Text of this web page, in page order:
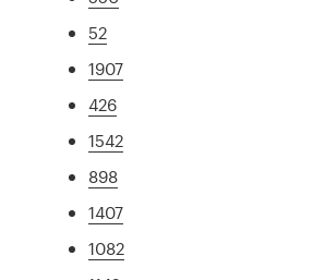
52
1907
426
1542
898
1407
1082